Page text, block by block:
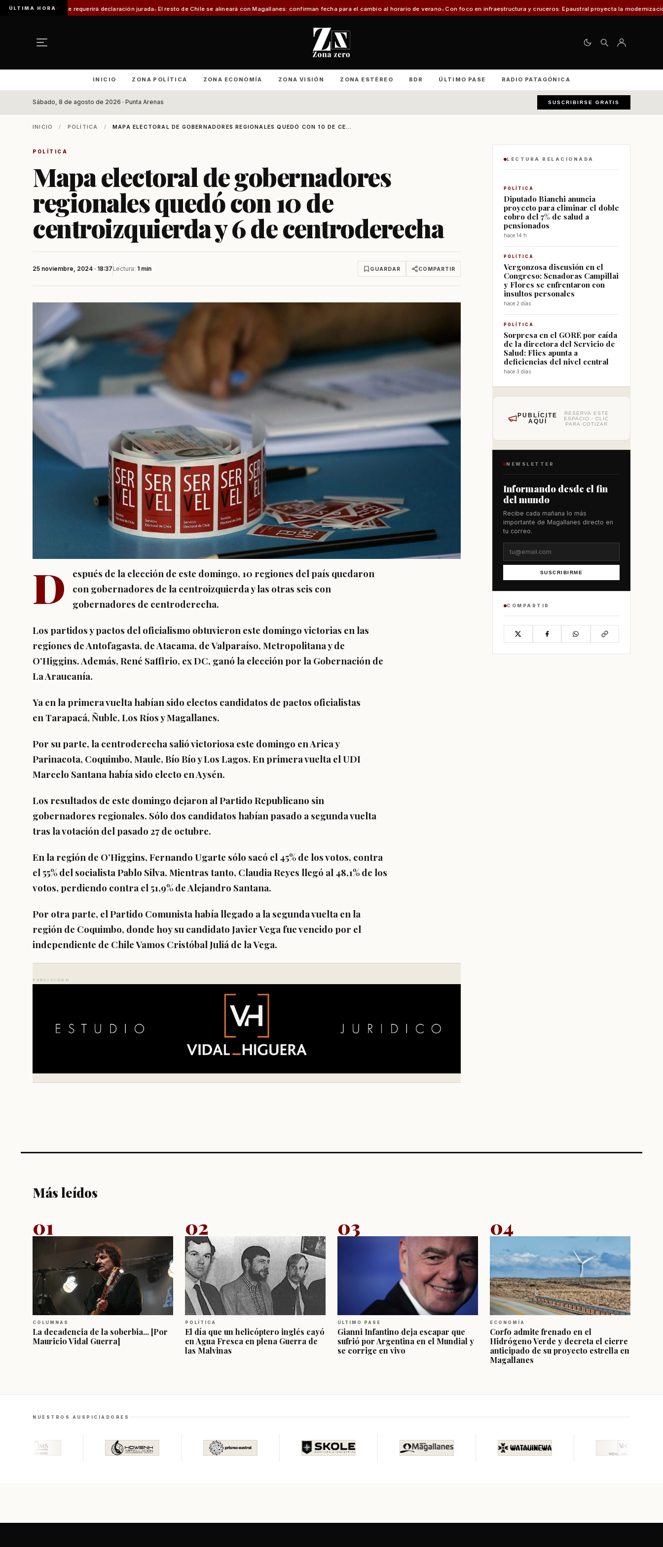
ÚLTIMA HORA
requerirá declaración jurada El resto de Chile se alineará con Magallanes: confirman fecha para el cambio al horario de verano Con foco en infraestructura y cruceros: Epaustral proyecta la modernización portuaria para
INICIO ZONA POLÍTICA ZONA ECONOMÍA ZONA VISIÓN ZONA ESTÉREO BDR ÚLTIMO PASE RADIO PATAGÓNICA
Sábado, 8 de agosto de 2026 · Punta Arenas SUSCRIBIRSE GRATIS
INICIO / POLÍTICA / MAPA ELECTORAL DE GOBERNADORES REGIONALES QUEDÓ CON 10 DE CE...
POLÍTICA
Mapa electoral de gobernadores
regionales quedó con 10 de
centroizquierda y 6 de centroderecha
25 noviembre, 2024 · 18:37 Lectura: 1 min GUARDAR COMPARTIR
D
espués de la elección de este domingo, 10 regiones del país quedaron
con gobernadores de la centroizquierda y las otras seis con
gobernadores de centroderecha.
Los partidos y pactos del oficialismo obtuvieron este domingo victorias en las
regiones de Antofagasta, de Atacama, de Valparaíso, Metropolitana y de
O’Higgins. Además, René Saffirio, ex DC, ganó la elección por la Gobernación de
La Araucanía.
Ya en la primera vuelta habían sido electos candidatos de pactos oficialistas
en Tarapacá, Ñuble, Los Ríos y Magallanes.
Por su parte, la centroderecha salió victoriosa este domingo en Arica y
Parinacota, Coquimbo, Maule, Bío Bío y Los Lagos. En primera vuelta el UDI
Marcelo Santana había sido electo en Aysén.
Los resultados de este domingo dejaron al Partido Republicano sin
gobernadores regionales. Sólo dos candidatos habían pasado a segunda vuelta
tras la votación del pasado 27 de octubre.
En la región de O’Higgins, Fernando Ugarte sólo sacó el 45% de los votos, contra
el 55% del socialista Pablo Silva. Mientras tanto, Claudia Reyes llegó al 48,1% de los
votos, perdiendo contra el 51,9% de Alejandro Santana.
Por otra parte, el Partido Comunista había llegado a la segunda vuelta en la
región de Coquimbo, donde hoy su candidato Javier Vega fue vencido por el
independiente de Chile Vamos Cristóbal Juliá de la Vega.
PUBLICIDAD
LECTURA RELACIONADA
POLÍTICA
Diputado Bianchi anuncia
proyecto para eliminar el doble
cobro del 7% de salud a
pensionados
hace 14 h
POLÍTICA
Vergonzosa discusión en el
Congreso: Senadoras Campillai
y Flores se enfrentaron con
insultos personales
hace 2 días
POLÍTICA
Sorpresa en el GORE por caída
de la directora del Servicio de
Salud: Flies apunta a
deficiencias del nivel central
hace 3 días
PUBLÍCITE
AQUÍ
RESERVA ESTE
ESPACIO · CLIC
PARA COTIZAR
NEWSLETTER
Informando desde el fin
del mundo
Recibe cada mañana lo más
importante de Magallanes directo en
tu correo.
SUSCRIBIRME
COMPARTIR
Más leídos
01
COLUMNAS
La decadencia de la soberbia... [Por
Mauricio Vidal Guerra]
02
POLÍTICA
El día que un helicóptero inglés cayó
en Agua Fresca en plena Guerra de
las Malvinas
03
ÚLTIMO PASE
Gianni Infantino deja escapar que
sufrió por Argentina en el Mundial y
se corrige en vivo
04
ECONOMÍA
Corfo admite frenado en el
Hidrógeno Verde y decreta el cierre
anticipado de su proyecto estrella en
Magallanes
NUESTROS AUSPICIADORES